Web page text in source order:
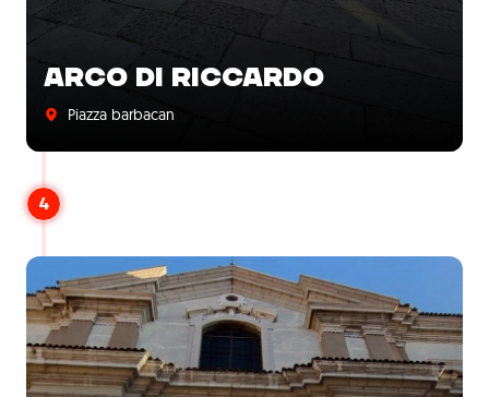
ARCO DI RICCARDO
Piazza barbacan
4